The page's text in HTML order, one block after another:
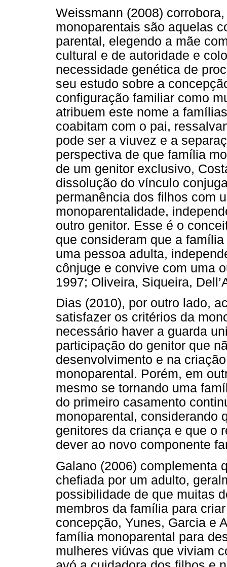
Weissmann (2008)
monoparentais são aquelas
parental, elegendo a mãe
cultural e de autoridade e
necessidade genética de
seu estudo sobre a
configuração familiar como
atribuem este nome a
coabitam com o pai,
pode ser a viuvez e a
perspectiva de que família
de um genitor exclusivo,
dissolução do vínculo
permanência dos filhos com
monoparentalidade,
outro genitor. Esse é o
que consideram que a
uma pessoa adulta,
cônjuge e convive com uma
1997; Oliveira, Siqueira,
Dias (2010), por outro lado,
satisfazer os critérios da
necessário haver a guarda
participação do genitor que
desenvolvimento e na
monoparental. Porém, em
mesmo se tornando uma
do primeiro casamento
monoparental, considerando
genitores da criança e que o
dever ao novo componente
Galano (2006) complementa
chefiada por um adulto,
possibilidade de que muitas
membros da família para
concepção, Yunes, Garcia e
família monoparental para
mulheres viúvas que viviam